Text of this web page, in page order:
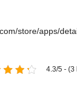
store/apps/
4.3/5 - (3